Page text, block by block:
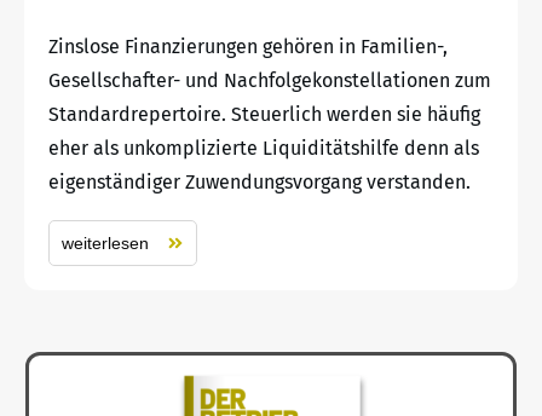
Zinslose Finanzierungen gehören in Familien-,
Gesellschafter- und Nachfolgekonstellationen zum
Standardrepertoire. Steuerlich werden sie häufig
eher als unkomplizierte Liquiditätshilfe denn als
eigenständiger Zuwendungsvorgang verstanden.
weiterlesen